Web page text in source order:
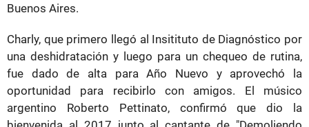
Buenos Aires.
Charly, que primero llegó al Insitituto de Diagnóstico por
una deshidratación y luego para un chequeo de rutina,
fue dado de alta para Año Nuevo y aprovechó la
oportunidad para recibirlo con amigos. El músico
argentino Roberto Pettinato, confirmó que dio la